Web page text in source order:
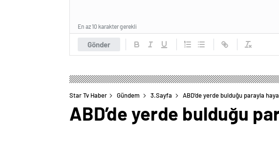
Gönder
En az 10 karakter gerekli
Star Tv Haber Gündem 3.Sayfa ABD’de yerde bulduğu parayla
ABD’de yerde bulduğu